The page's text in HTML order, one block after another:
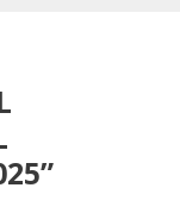
”